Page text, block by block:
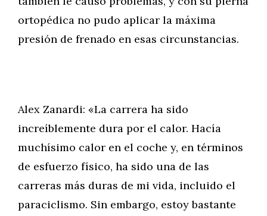
ortopédica no pudo aplicar la máxima
presión de frenado en esas circunstancias.
Alex Zanardi: «La carrera ha sido
increíblemente dura por el calor. Hacía
muchísimo calor en el coche y, en términos
de esfuerzo físico, ha sido una de las
carreras más duras de mi vida, incluido el
paraciclismo. Sin embargo, estoy bastante